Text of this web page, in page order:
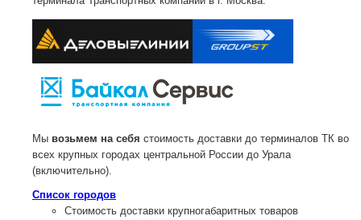
Мы возьмем на себя стоимость доставки до терминалов ТК во
всех крупных городах центральной России до Урала
(включительно).
Список городов
Стоимость доставки крупногабаритных товаров